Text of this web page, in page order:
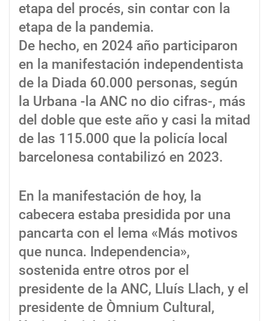
etapa del procés, sin contar con la
etapa de la pandemia.
De hecho, en 2024 año participaron
en la manifestación independentista
de la Diada 60.000 personas, según
la Urbana -la ANC no dio cifras-, más
del doble que este año y casi la mitad
de las 115.000 que la policía local
barcelonesa contabilizó en 2023.
En la manifestación de hoy, la
cabecera estaba presidida por una
pancarta con el lema «Más motivos
que nunca. Independencia»,
sostenida entre otros por el
presidente de la ANC, Lluís Llach, y el
presidente de Òmnium Cultural,